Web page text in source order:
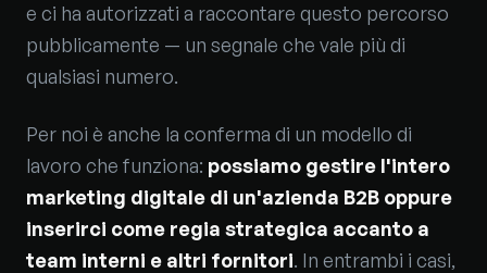
e ci ha autorizzati a raccontare questo percorso
pubblicamente — un segnale che vale più di
qualsiasi numero.
Per noi è anche la conferma di un modello di
lavoro che funziona: possiamo gestire l'intero
marketing digitale di un'azienda B2B oppure
inserirci come regia strategica accanto a
team interni e altri fornitori. In entrambi i casi,